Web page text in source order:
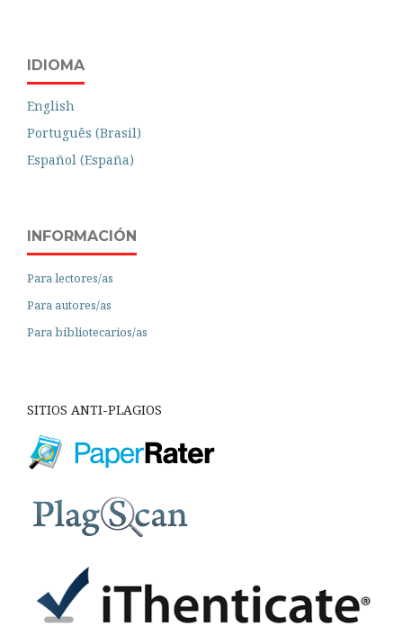
IDIOMA
English
Português (Brasil)
Español (España)
INFORMACIÓN
Para lectores/as
Para autores/as
Para bibliotecarios/as
SITIOS ANTI-PLAGIOS